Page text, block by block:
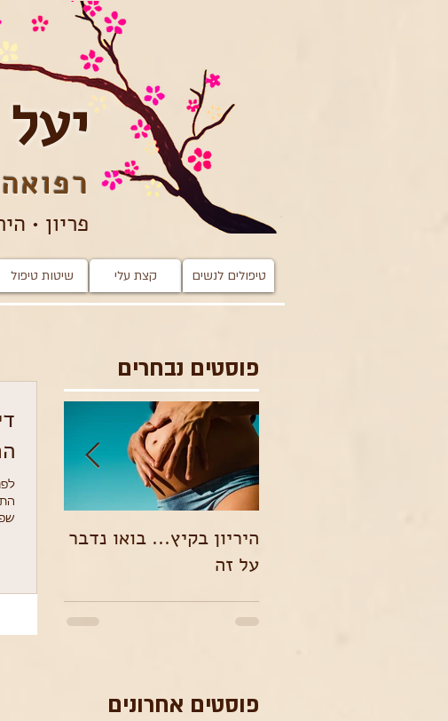
פריון •
שיטות טיפול קצת עלי טיפולים לנשים
פוסטים נבחרים
היריון בקיץ... בואו נדבר
על זה
פוסטים אחרונים